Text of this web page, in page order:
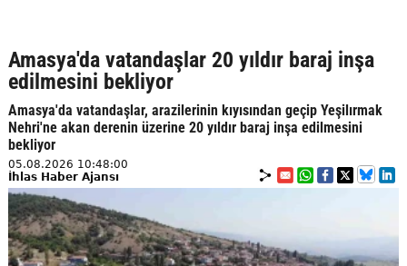
Amasya'da vatandaşlar 20 yıldır baraj inşa
edilmesini bekliyor
Amasya'da vatandaşlar, arazilerinin kıyısından geçip Yeşilırmak
Nehri'ne akan derenin üzerine 20 yıldır baraj inşa edilmesini
bekliyor
05.08.2026 10:48:00
İhlas Haber Ajansı